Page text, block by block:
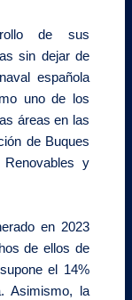
de sus
sin dejar de
española
uno de los
áreas en las
de Buques
y
en 2023
de ellos de
el 14%
Asimismo, la